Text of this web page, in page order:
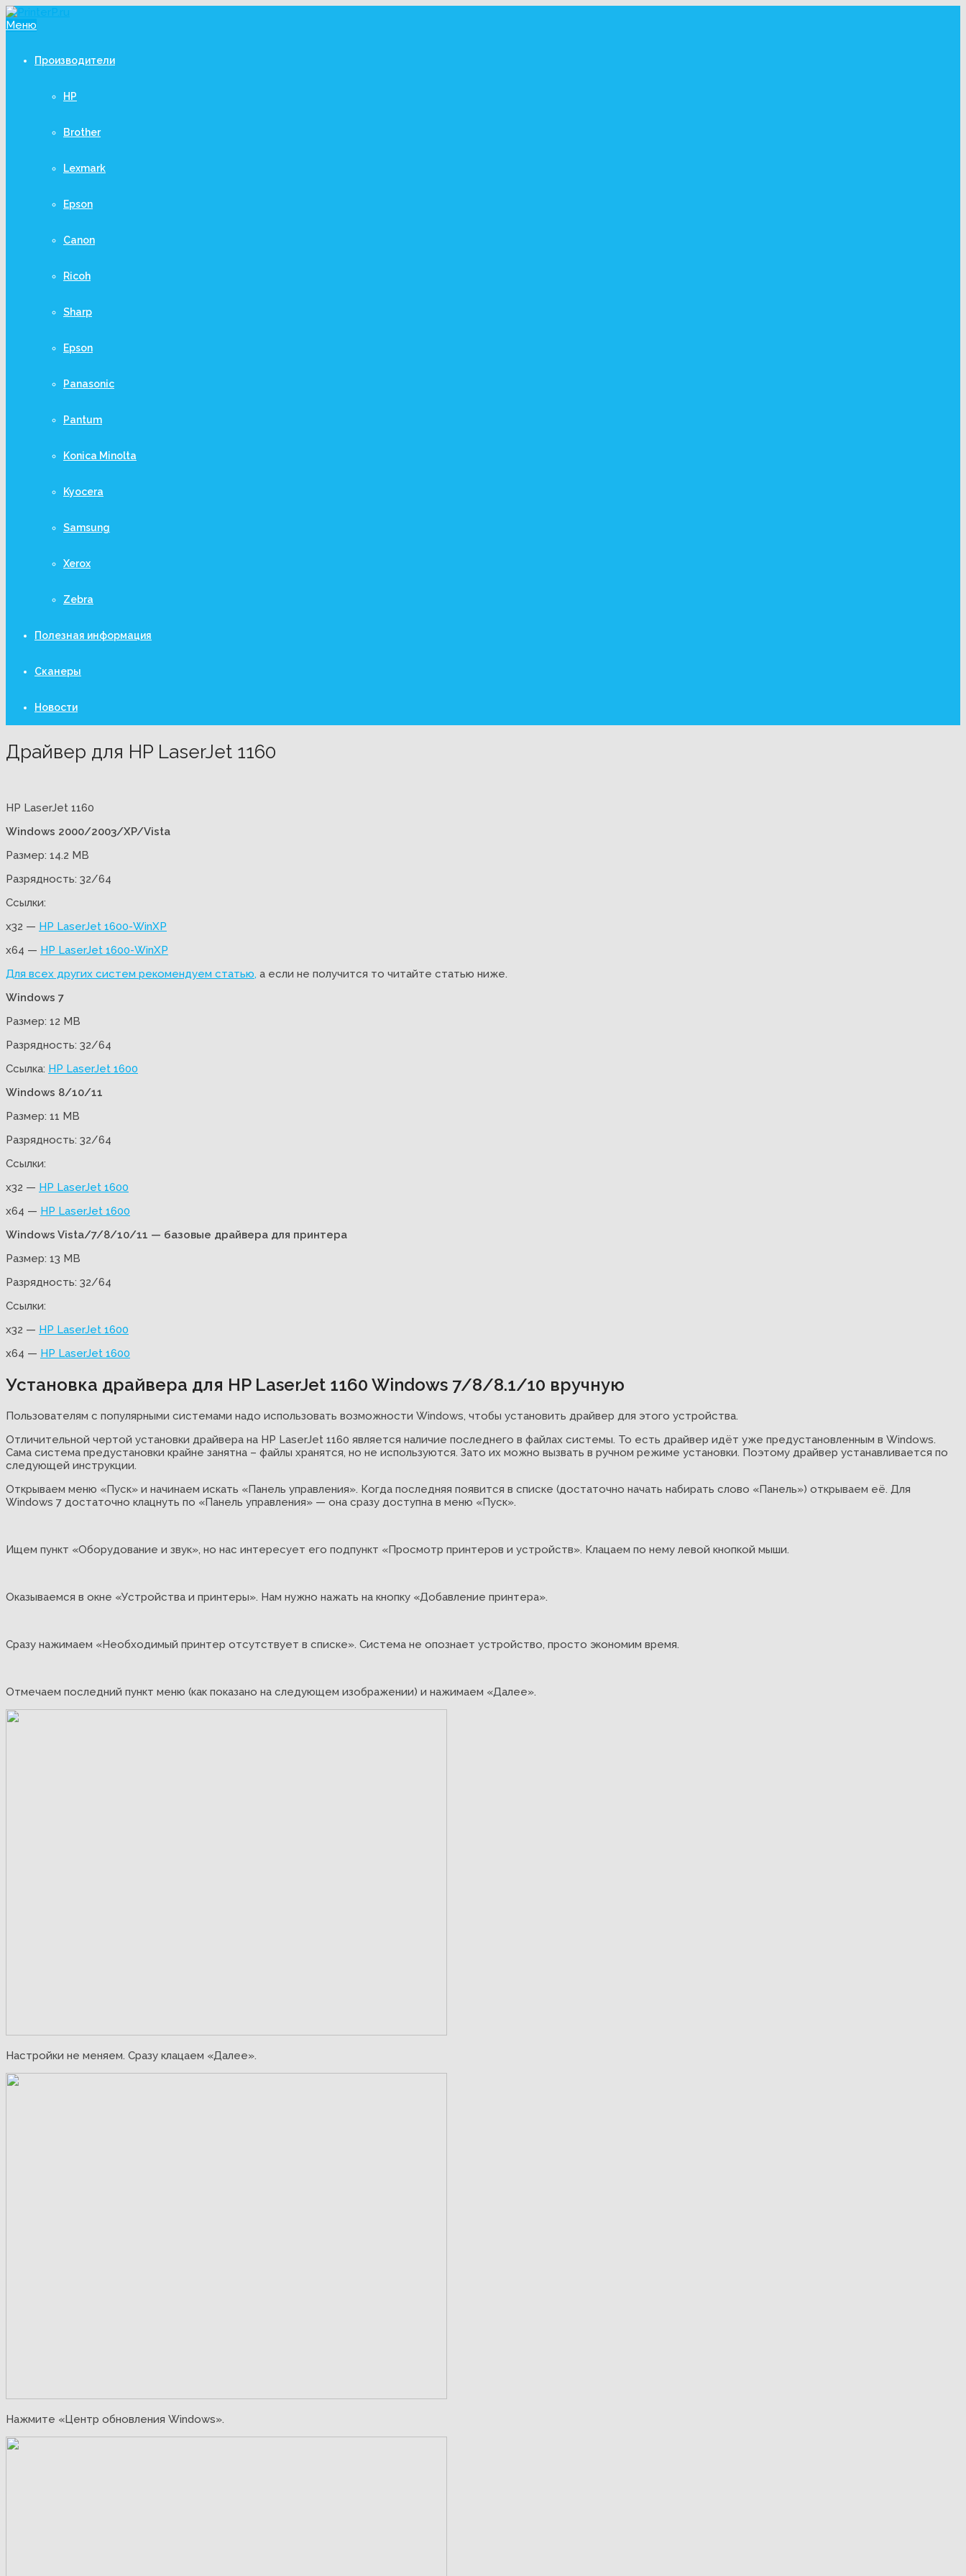
Меню
Производители
HP
Brother
Lexmark
Epson
Canon
Ricoh
Sharp
Epson
Panasonic
Pantum
Konica Minolta
Kyocera
Samsung
Xerox
Zebra
Полезная информация
Сканеры
Новости
Драйвер для HP LaserJet 1160
HP LaserJet 1160
Windows 2000/2003/XP/Vista
Размер: 14.2 MB
Разрядность: 32/64
Ссылки:
x32 — HP LaserJet 1600-WinXP
x64 — HP LaserJet 1600-WinXP
Для всех других систем рекомендуем статью, а если не получится то читайте статью ниже.
Windows 7
Размер: 12 MB
Разрядность: 32/64
Ссылка: HP LaserJet 1600
Windows 8/10/11
Размер: 11 MB
Разрядность: 32/64
Ссылки:
x32 — HP LaserJet 1600
x64 — HP LaserJet 1600
Windows Vista/7/8/10/11 — базовые драйвера для принтера
Размер: 13 MB
Разрядность: 32/64
Ссылки:
x32 — HP LaserJet 1600
x64 — HP LaserJet 1600
Установка драйвера для HP LaserJet 1160 Windows 7/8/8.1/10 вручную
Пользователям с популярными системами надо использовать возможности Windows, чтобы установить драйвер для этого устройства.
Отличительной чертой установки драйвера на HP LaserJet 1160 является наличие последнего в файлах системы. То есть драйвер идёт уже предустановленным в Windows.
Сама система предустановки крайне занятна – файлы хранятся, но не используются. Зато их можно вызвать в ручном режиме установки. Поэтому драйвер устанавливается по
следующей инструкции.
Открываем меню «Пуск» и начинаем искать «Панель управления». Когда последняя появится в списке (достаточно начать набирать слово «Панель») открываем её. Для
Windows 7 достаточно клацнуть по «Панель управления» — она сразу доступна в меню «Пуск».
Ищем пункт «Оборудование и звук», но нас интересует его подпункт «Просмотр принтеров и устройств». Клацаем по нему левой кнопкой мыши.
Оказываемся в окне «Устройства и принтеры». Нам нужно нажать на кнопку «Добавление принтера».
Сразу нажимаем «Необходимый принтер отсутствует в списке». Система не опознает устройство, просто экономим время.
Отмечаем последний пункт меню (как показано на следующем изображении) и нажимаем «Далее».
Настройки не меняем. Сразу клацаем «Далее».
Нажмите «Центр обновления Windows».